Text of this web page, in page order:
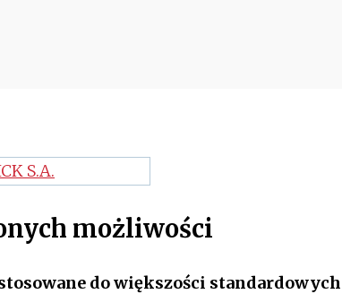
możliwości
do większości standardowych